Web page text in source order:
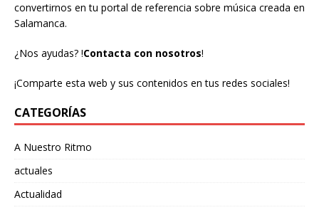
convertirnos en tu portal de referencia sobre música creada en
Salamanca.
¿Nos ayudas? !Contacta con nosotros!
¡Comparte esta web y sus contenidos en tus redes sociales!
CATEGORÍAS
A Nuestro Ritmo
actuales
Actualidad